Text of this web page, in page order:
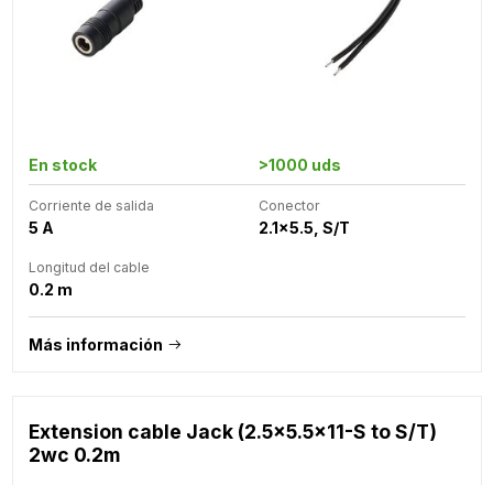
En stock >1000 uds
Corriente de salida
5 A
Conector
2.1x5.5, S/T
Longitud del cable
0.2 m
Más información
Extension cable Jack (2.5x5.5x11-S to S/T)
2wc 0.2m